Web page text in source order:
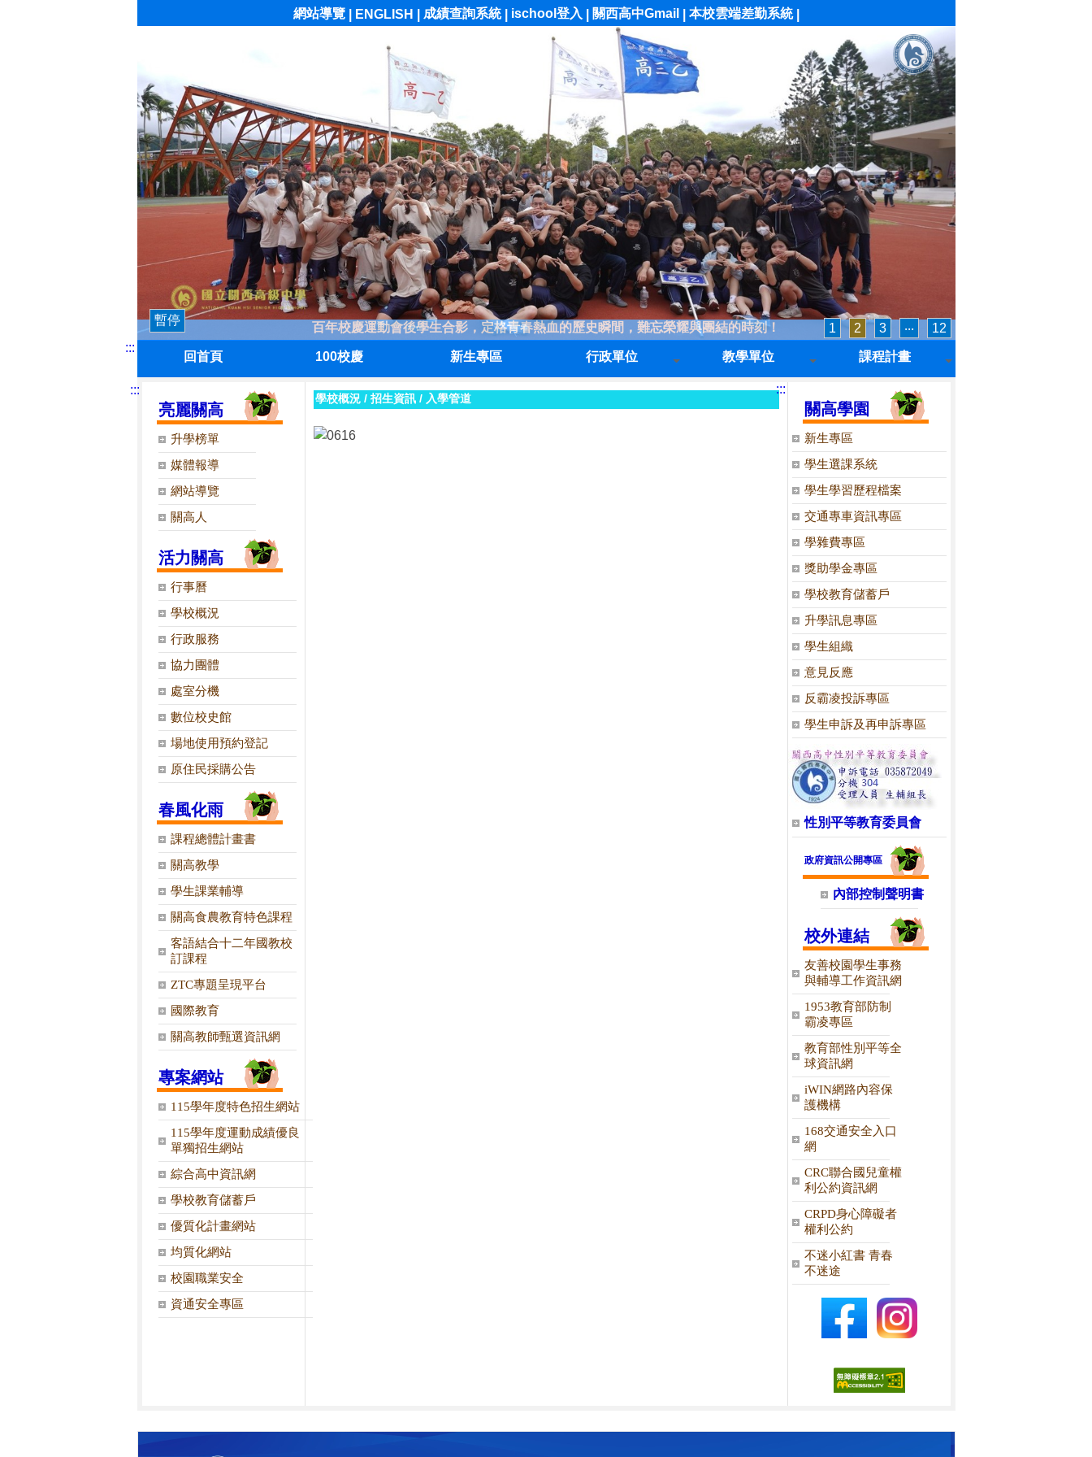
網站導覽| ENGLISH 成績查詢系統| ischool登入 關西高中Gmail 本校雲端差勤系統|
暫停
1 2 3 ‧‧‧ 12
百年校慶運動會後學生合影，定格青春熱血的歷史瞬間，難忘榮耀與團結的時刻！
:::
回首頁 100校慶 新生專區 行政單位 教學單位 課程計畫
:::
亮麗關高
升學榜單
媒體報導
網站導覽
關高人
活力關高
行事曆
學校概況
行政服務
協力團體
處室分機
數位校史館
場地使用預約登記
原住民採購公告
春風化雨
課程總體計畫書
關高教學
學生課業輔導
關高食農教育特色課程
客語結合十二年國教校
訂課程
ZTC專題呈現平台
國際教育
關高教師甄選資訊網
專案網站
115學年度特色招生網站
115學年度運動成績優良
單獨招生網站
綜合高中資訊網
學校教育儲蓄戶
優質化計畫網站
均質化網站
校園職業安全
資通安全專區
學校概況/ 招生資訊/ 入學管道
:::
關高學園
新生專區
學生選課系統
學生學習歷程檔案
交通專車資訊專區
學雜費專區
獎助學金專區
學校教育儲蓄戶
升學訊息專區
學生組織
意見反應
反霸凌投訴專區
學生申訴及再申訴專區
性別平等教育委員會
政府資訊公開專區
內部控制聲明書
校外連結
友善校園學生事務
與輔導工作資訊網
1953教育部防制
霸凌專區
教育部性別平等全
球資訊網
iWIN網路內容保
護機構
168交通安全入口
網
CRC聯合國兒童權
利公約資訊網
CRPD身心障礙者
權利公約
不迷小紅書 青春
不迷途